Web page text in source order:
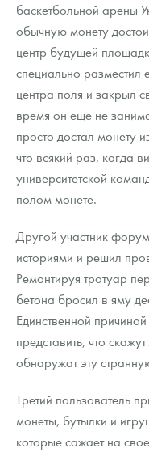
баскетбольной арены
обычную монету
центр будущей
специально разместил
центра поля и закрыл
время он еще не
просто достал монету
что всякий раз, когда
университетской
полом монете.
Другой участник
историями и решил
Ремонтируя тротуар
бетона бросил в яму
Единственной
представить, что
обнаружат эту
Третий пользователь
монеты, бутылки и
которые сажает на